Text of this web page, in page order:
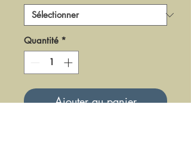
Quantité *
Ajouter au panier